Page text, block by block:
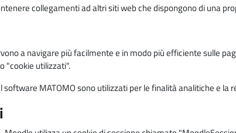
collegamenti ad altri siti web che dispongono di una
a navigare più facilmente e in modo più efficiente sulle
"cookie utilizzati".
software MATOMO sono utilizzati per le finalità analitiche e la